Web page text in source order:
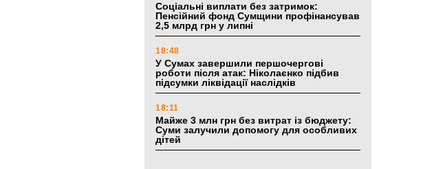
Соціальні виплати без затримок:
Пенсійний фонд Сумщини профінансував
2,5 млрд грн у липні
18:48
У Сумах завершили першочергові
роботи після атак: Ніколаєнко підбив
підсумки ліквідації наслідків
18:11
Майже 3 млн грн без витрат із бюджету:
Суми залучили допомогу для особливих
дітей